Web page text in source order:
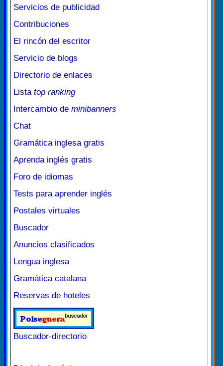
Servicios de publicidad
Contribuciones
El rincón del escritor
Servicio de blogs
Directorio de enlaces
Lista top ranking
Intercambio de minibanners
Chat
Gramática inglesa gratis
Aprenda inglés gratis
Foro de idiomas
Tests para aprender inglés
Postales virtuales
Buscador
Anuncios clasificados
Lengua inglesa
Gramática catalana
Reservas de hoteles
Buscador-directorio